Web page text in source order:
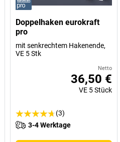
Doppelhaken eurokraft
pro
mit senkrechtem Hakenende,
VE 5 Stk
Netto
36,50 €
VE 5Stück
(3)
3-4 Werktage